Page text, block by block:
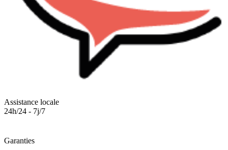
Assistance locale
24h/24 - 7j/7
Garanties